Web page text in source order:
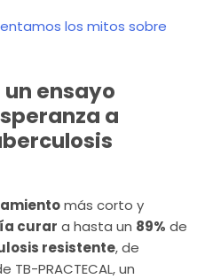
los mitos sobre
ensayo
a
más corto y
curar a hasta un 89% de
resistente, de
PRACTECAL, un